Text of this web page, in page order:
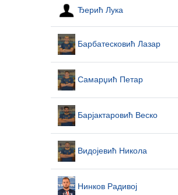
Ђерић Лука
Барбатесковић Лазар
Самарџић Петар
Барјактаровић Веско
Видојевић Никола
Нинков Радивој